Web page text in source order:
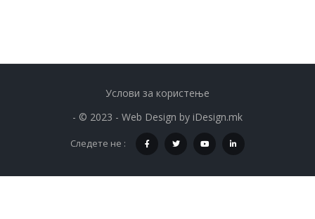
Услови за користење
- © 2023 - Web Design by iDesign.mk
Следете не :